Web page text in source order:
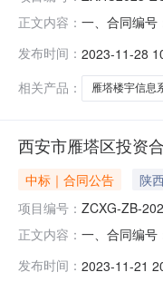
正文内容： 一、合同编号
石门一路288
发布时间： 2023-11-28
相关产品：
雁塔楼宇信息
西安市雁塔区投资
中标｜合同公告 陕
项目编号： ZCXG-ZB-
正文内容： 一、合同编号
东段2699号
发布时间： 2023-11-21